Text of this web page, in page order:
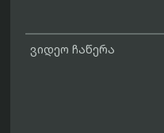
ვიდეო ჩაწერა